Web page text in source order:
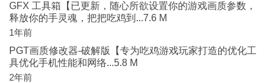
GFX 工具箱【已更新，随心所欲设置你的游戏画质参数，
释放你的手灵魂，把把吃鸡到...7.6 M
1年前
PGT画质修改器-破解版【专为吃鸡游戏玩家打造的优化工
具优化手机性能和网络...5.8 M
2年前